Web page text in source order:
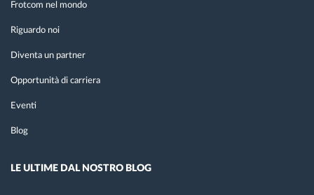
Frotcom nel mondo
Riguardo noi
Diventa un partner
Opportunità di carriera
Eventi
Blog
LE ULTIME DAL NOSTRO BLOG